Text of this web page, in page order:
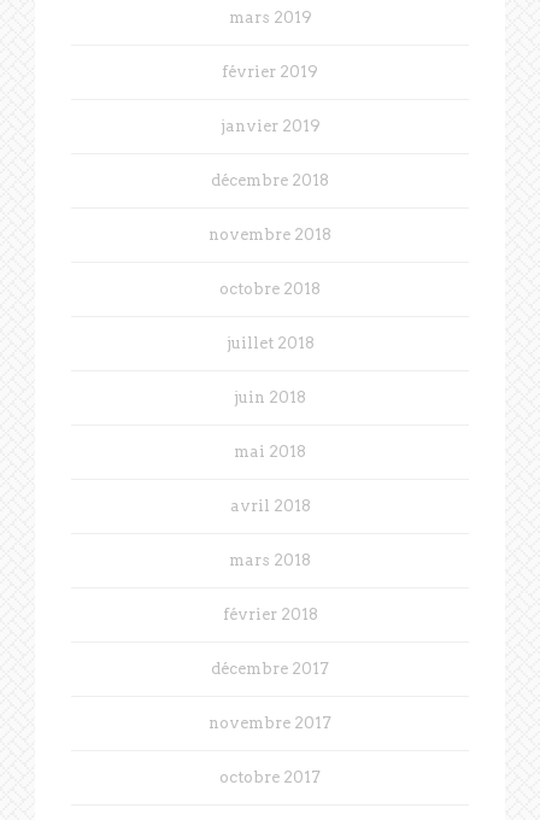
mars 2019
février 2019
janvier 2019
décembre 2018
novembre 2018
octobre 2018
juillet 2018
juin 2018
mai 2018
avril 2018
mars 2018
février 2018
décembre 2017
novembre 2017
octobre 2017